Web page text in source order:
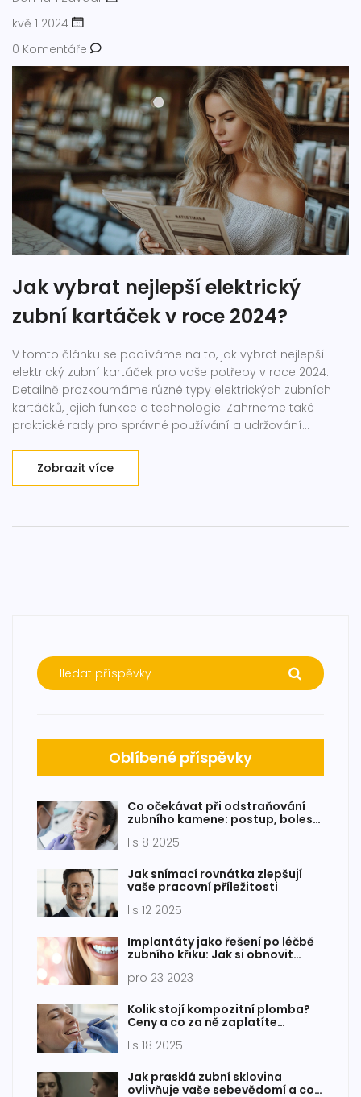
kvě 1 2024
0 Komentáře
Jak vybrat nejlepší elektrický
zubní kartáček v roce 2024?
V tomto článku se podíváme na to, jak vybrat nejlepší
elektrický zubní kartáček pro vaše potřeby v roce 2024.
Detailně prozkoumáme různé typy elektrických zubních
kartáčků, jejich funkce a technologie. Zahrneme také
praktické rady pro správné používání a udržování
nejefektivnější.
Zobrazit více
Oblíbené příspěvky
Co očekávat při odstraňování
zubního kamene: postup, bolest
lis 8 2025
Jak snímací rovnátka zlepšují
vaše pracovní příležitosti
lis 12 2025
Implantáty jako řešení po léčbě
zubního křiku: Jak si obnovit
pro 23 2023
Kolik stojí kompozitní plomba?
Ceny a co za ně zaplatíte
lis 18 2025
Jak prasklá zubní sklovina
ovlivňuje vaše sebevědomí a co s